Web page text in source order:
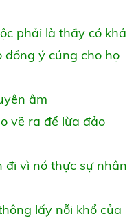
phải là thầy có khả
đồng ý cúng cho họ
âm
vẽ ra để lừa đảo
vì nó thực sự nhân
lấy nỗi khổ của